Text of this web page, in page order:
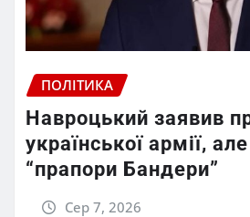
ПОЛІТИКА
Навроцький заявив
української армії,
“прапори Бандери”
Сер 7, 2026